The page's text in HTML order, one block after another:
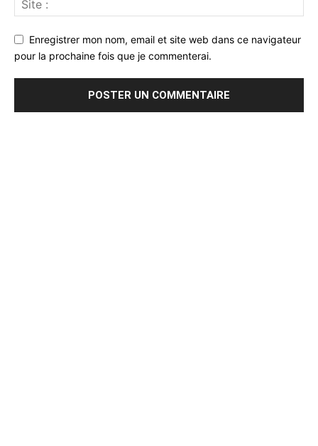
Enregistrer mon nom, email et site web dans ce navigateur
pour la prochaine fois que je commenterai.